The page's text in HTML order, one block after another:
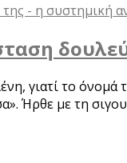
γιατί το
Ήρθε με τη